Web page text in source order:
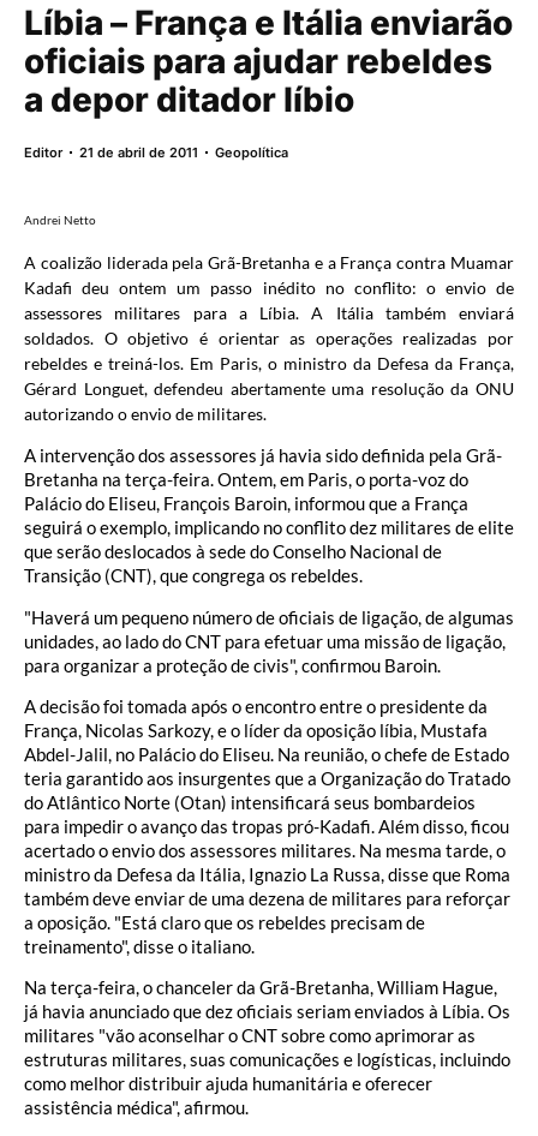
Líbia – França e Itália enviarão
oficiais para ajudar rebeldes
a depor ditador líbio
Editor 21 de abril de 2011 Geopolítica
Andrei Netto
A coalizão liderada pela Grã-Bretanha e a França contra Muamar
Kadafi deu ontem um passo inédito no conflito: o envio de
assessores militares para a Líbia. A Itália também enviará
soldados. O objetivo é orientar as operações realizadas por
rebeldes e treiná-los. Em Paris, o ministro da Defesa da França,
Gérard Longuet, defendeu abertamente uma resolução da ONU
autorizando o envio de militares.
A intervenção dos assessores já havia sido definida pela Grã-
Bretanha na terça-feira. Ontem, em Paris, o porta-voz do
Palácio do Eliseu, François Baroin, informou que a França
seguirá o exemplo, implicando no conflito dez militares de elite
que serão deslocados à sede do Conselho Nacional de
Transição (CNT), que congrega os rebeldes.
"Haverá um pequeno número de oficiais de ligação, de algumas
unidades, ao lado do CNT para efetuar uma missão de ligação,
para organizar a proteção de civis", confirmou Baroin.
A decisão foi tomada após o encontro entre o presidente da
França, Nicolas Sarkozy, e o líder da oposição líbia, Mustafa
Abdel-Jalil, no Palácio do Eliseu. Na reunião, o chefe de Estado
teria garantido aos insurgentes que a Organização do Tratado
do Atlântico Norte (Otan) intensificará seus bombardeios
para impedir o avanço das tropas pró-Kadafi. Além disso, ficou
acertado o envio dos assessores militares. Na mesma tarde, o
ministro da Defesa da Itália, Ignazio La Russa, disse que Roma
também deve enviar de uma dezena de militares para reforçar
a oposição. "Está claro que os rebeldes precisam de
treinamento", disse o italiano.
Na terça-feira, o chanceler da Grã-Bretanha, William Hague,
já havia anunciado que dez oficiais seriam enviados à Líbia. Os
militares "vão aconselhar o CNT sobre como aprimorar as
estruturas militares, suas comunicações e logísticas, incluindo
como melhor distribuir ajuda humanitária e oferecer
assistência médica", afirmou.